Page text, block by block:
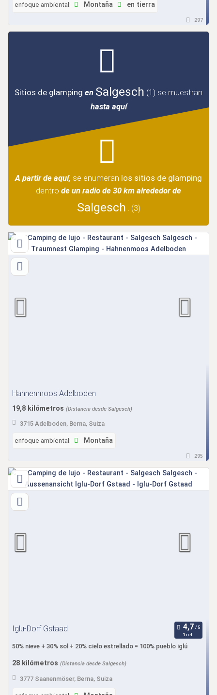
enfoque ambiental: Montaña en tierra
297
Sitios de glamping en Salgesch (1) se muestran
hasta aquí
A partir de aquí, se enumeran los sitios de glamping
dentro de un radio de 30 km alrededor de
Salgesch . (3)
Hahnenmoos Adelboden
19,8 kilómetros (Distancia desde Salgesch)
3715 Adelboden, Berna, Suiza
enfoque ambiental: Montaña
295
Iglu-Dorf Gstaad
1 ref.
50% nieve + 30% sol + 20% cielo estrellado = 100% pueblo iglú
28 kilómetros (Distancia desde Salgesch)
3777 Saanenmöser, Berna, Suiza